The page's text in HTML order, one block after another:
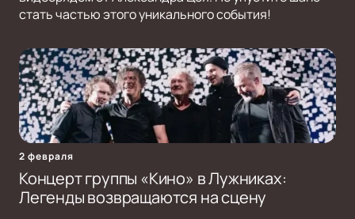
стать частью этого уникального события!
2 февраля
Концерт группы «Кино» в Лужниках:
Легенды возвращаются на сцену